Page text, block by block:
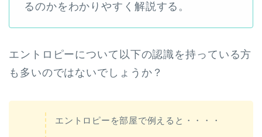
るのかをわかりやすく解説する。
エントロピーについて以下の認識を持っている方
も多いのではないでしょうか？
エントロピーを部屋で例えると・・・・